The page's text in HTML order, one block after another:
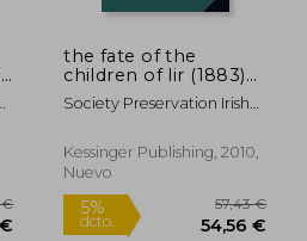
the fate of the
children of lir (1883)
(en Inglés)
Society Preservation Irish
Kessinger Publishing, 2010,
Nuevo